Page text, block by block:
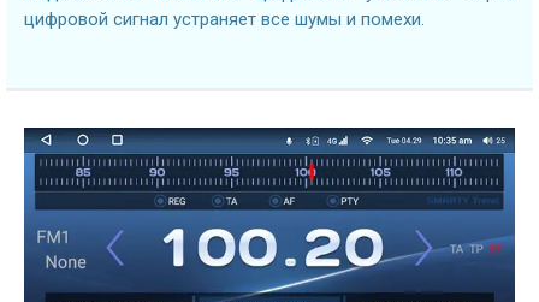
цифровой сигнал устраняет все шумы и помехи.